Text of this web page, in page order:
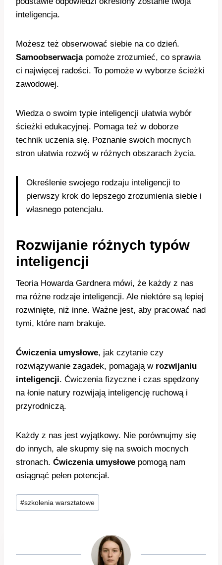
inteligencja.
Możesz też obserwować siebie na co dzień.
Samoobserwacjapomoże zrozumieć, co sprawia
ci najwięcej radości. To pomoże w wyborze ścieżki
zawodowej.
Wiedza o swoim typie inteligencji ułatwia wybór
ścieżki edukacyjnej. Pomaga też w doborze
technik uczenia się. Poznanie swoich mocnych
stron ułatwia rozwój w różnych obszarach życia.
Określenie swojego rodzaju inteligencji to
pierwszy krok do lepszego zrozumienia siebie i
własnego potencjału.
Rozwijanie różnych typów
inteligencji
Teoria Howarda Gardnera mówi, że każdy z nas
ma różne rodzaje inteligencji. Ale niektóre są lepiej
rozwinięte, niż inne. Ważne jest, aby pracować nad
tymi, które nam brakuje.
Ćwiczenia umysłowe, jak czytanie czy
rozwiązywanie zagadek, pomagają w rozwijaniu
inteligencji. Ćwiczenia fizyczne i czas spędzony
na łonie natury rozwijają inteligencję ruchową i
przyrodniczą.
Każdy z nas jest wyjątkowy. Nie porównujmy się
do innych, ale skupmy się na swoich mocnych
stronach. Ćwiczenia umysłowe pomogą nam
osiągnąć pełen potencjał.
Tagi
wpisu:
#szkolenia warsztatowe